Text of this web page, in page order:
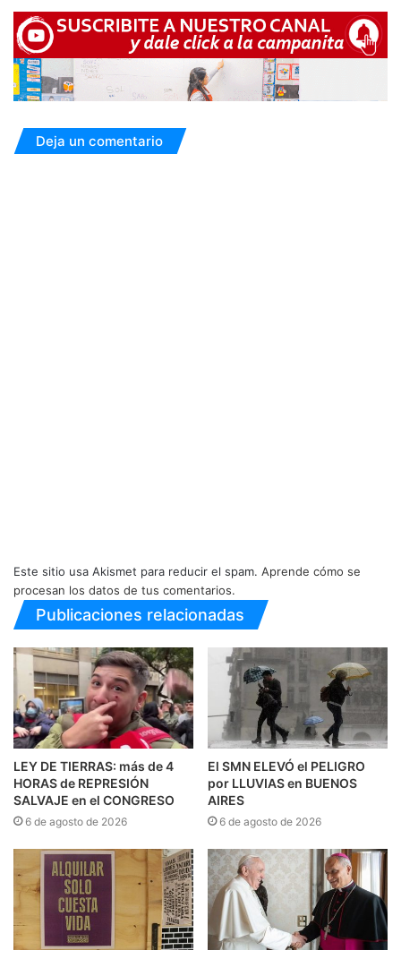
Deja un comentario
Este sitio usa Akismet para reducir el spam. Aprende cómo se
procesan los datos de tus comentarios.
Publicaciones relacionadas
LEY DE TIERRAS: más de 4
HORAS de REPRESIÓN
SALVAJE en el CONGRESO
6 de agosto de 2026
El SMN ELEVÓ el PELIGRO
por LLUVIAS en BUENOS
AIRES
6 de agosto de 2026